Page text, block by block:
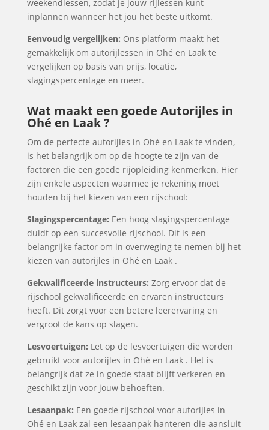
weekendlessen, zodat je jouw rijlessen kunt
inplannen wanneer het jou het beste uitkomt.
Eenvoudig vergelijken: Ons platform maakt het
gemakkelijk om autorijlessen in Ohé en Laak te
vergelijken op basis van prijs, locatie,
slagingspercentage en meer.
Wat maakt een goede Autorijles in
Ohé en Laak ?
Om de perfecte autorijles in Ohé en Laak te vinden,
is het belangrijk om op de hoogte te zijn van de
factoren die een goede rijopleiding kenmerken. Hier
zijn enkele aspecten waarmee je rekening moet
houden bij het kiezen van een rijschool:
Slagingspercentage: Een hoog slagingspercentage
duidt op een succesvolle rijschool. Dit is een
belangrijke factor om in overweging te nemen bij het
kiezen van autorijles in Ohé en Laak .
Gekwalificeerde instructeurs: Zorg ervoor dat de
rijschool gekwalificeerde en ervaren instructeurs
heeft. Dit zorgt voor een betere leerervaring en
vergroot de kans op slagen.
Lesvoertuigen: Let op de lesvoertuigen die worden
gebruikt voor autorijles in Ohé en Laak . Het is
belangrijk dat ze in goede staat blijft verkeren en
geschikt zijn voor jouw behoeften.
Lesaanpak: Een goede rijschool voor autorijles in
Ohé en Laak zal een lesaanpak hanteren die aansluit